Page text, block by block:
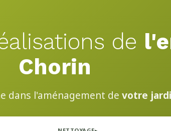
de
Chorin
dans l'aménagement de votre